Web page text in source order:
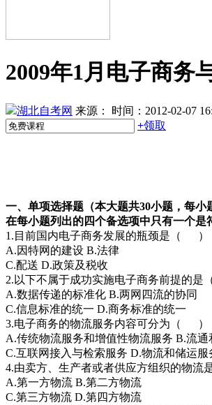
2009年1月电子商务
湖北自考网 来源：
时间：2012-02-07
+领取
一、单项选择题（本大题共30小题，每小
在每小题列出的四个备选项中只有一个是
1.目前国内电子商务发展的瓶颈是（ ）
A.因特网的建设 B.法律
C.配送 D.政策及税收
2.以下不属于成功实施电子商务前提的
A.数据传递的标准化 B.两网四流的协同
C.信息标准的统一 D.商务标准的统一
3.电子商务的物流服务内容可分为（ ）
A.传统物流服务和增值性物流服务 B.流通
C.互联网接入与检索服务 D.物流和储运服
4.由卖方、生产者或者供应方组织的物
A.第一方物流 B.第二方物流
C.第三方物流 D.第四方物流